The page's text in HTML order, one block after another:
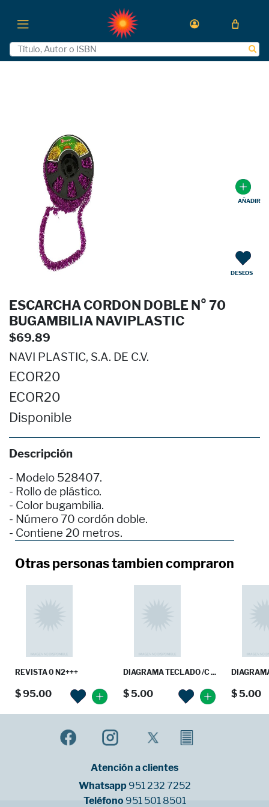
ESCARCHA CORDON DOBLE N° 70
BUGAMBILIA NAVIPLASTIC
$69.89
NAVI PLASTIC, S.A. DE C.V.
ECOR20
ECOR20
Disponible
Descripción
AÑADIR
DESEOS
- Modelo 528407.
- Rollo de plástico.
- Color bugambilia.
- Número 70 cordón doble.
- Contiene 20 metros.
Otras personas tambien compraron
REVISTA 0 N2+++
$ 95.00
DIAGRAMA TECLADO /C ...
$ 5.00 $ 5.00
Atención a clientes
Whatsapp 951 232 7252
Teléfono 951 501 8501